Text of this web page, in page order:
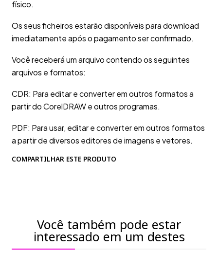
físico.
Os seus ficheiros estarão disponíveis para download
imediatamente após o pagamento ser confirmado.
Você receberá um arquivo contendo os seguintes
arquivos e formatos:
CDR: Para editar e converter em outros formatos a
partir do CorelDRAW e outros programas.
PDF: Para usar, editar e converter em outros formatos
a partir de diversos editores de imagens e vetores.
COMPARTILHAR ESTE PRODUTO
Você também pode estar
interessado em um destes